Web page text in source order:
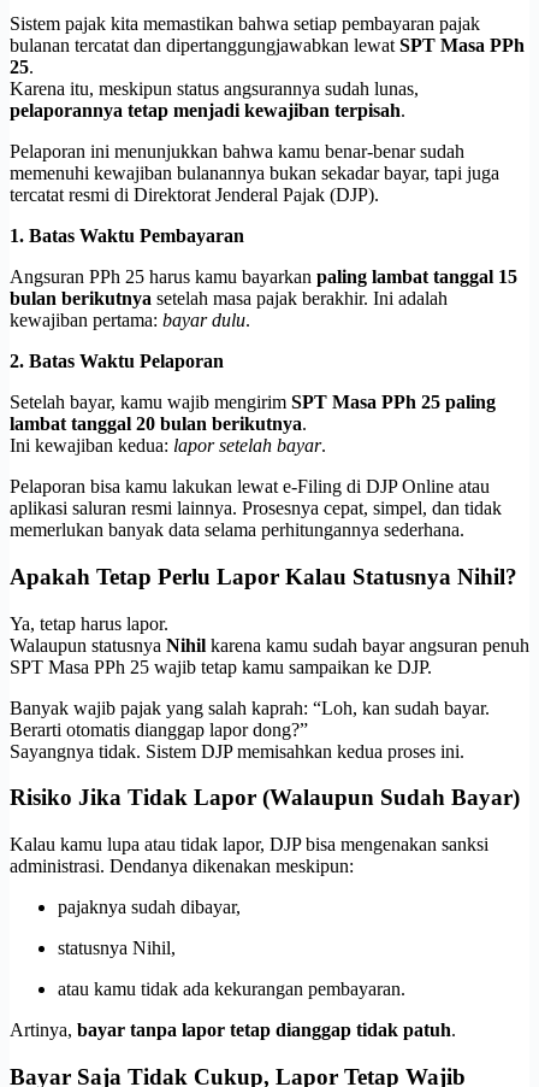
Sistem pajak kita memastikan bahwa setiap pembayaran pajak
bulanan tercatat dan dipertanggungjawabkan lewat SPT Masa PPh
25.
Karena itu, meskipun status angsurannya sudah lunas,
pelaporannya tetap menjadi kewajiban terpisah.
Pelaporan ini menunjukkan bahwa kamu benar-benar sudah
memenuhi kewajiban bulanannya bukan sekadar bayar, tapi juga
tercatat resmi di Direktorat Jenderal Pajak (DJP).
1. Batas Waktu Pembayaran
Angsuran PPh 25 harus kamu bayarkan paling lambat tanggal 15
bulan berikutnya setelah masa pajak berakhir. Ini adalah
kewajiban pertama: bayar dulu.
2. Batas Waktu Pelaporan
Setelah bayar, kamu wajib mengirim SPT Masa PPh 25 paling
lambat tanggal 20 bulan berikutnya.
Ini kewajiban kedua: lapor setelah bayar.
Pelaporan bisa kamu lakukan lewat e-Filing di DJP Online atau
aplikasi saluran resmi lainnya. Prosesnya cepat, simpel, dan tidak
memerlukan banyak data selama perhitungannya sederhana.
Apakah Tetap Perlu Lapor Kalau Statusnya Nihil?
Ya, tetap harus lapor.
Walaupun statusnya Nihil karena kamu sudah bayar angsuran penuh
SPT Masa PPh 25 wajib tetap kamu sampaikan ke DJP.
Banyak wajib pajak yang salah kaprah: “Loh, kan sudah bayar.
Berarti otomatis dianggap lapor dong?”
Sayangnya tidak. Sistem DJP memisahkan kedua proses ini.
Risiko Jika Tidak Lapor (Walaupun Sudah Bayar)
Kalau kamu lupa atau tidak lapor, DJP bisa mengenakan sanksi
administrasi. Dendanya dikenakan meskipun:
pajaknya sudah dibayar,
statusnya Nihil,
atau kamu tidak ada kekurangan pembayaran.
Artinya, bayar tanpa lapor tetap dianggap tidak patuh.
Bayar Saja Tidak Cukup, Lapor Tetap Wajib